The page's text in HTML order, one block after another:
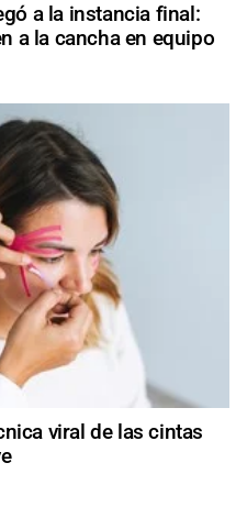
a la instancia final:
a la cancha en equipo
viral de las cintas